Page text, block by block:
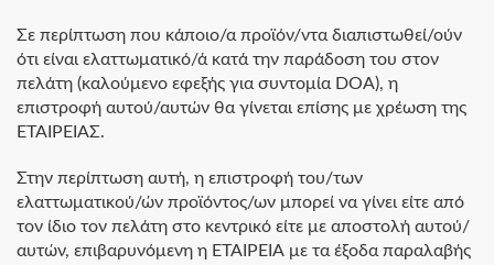
Σε περίπτωση που κάποιο/α προϊόν/ντα διαπιστωθεί/ούν
ότι είναι ελαττωματικό/ά κατά την παράδοση του στον
πελάτη (καλούμενο εφεξής για συντομία DOA), η
επιστροφή αυτού/αυτών θα γίνεται επίσης με χρέωση της
ΕΤΑΙΡΕΙΑΣ.
Στην περίπτωση αυτή, η επιστροφή του/των
ελαττωματικού/ών προϊόντος/ων μπορεί να γίνει είτε από
τον ίδιο τον πελάτη στο κεντρικό είτε με αποστολή αυτού/
αυτών, επιβαρυνόμενη η ΕΤΑΙΡΕΙΑ με τα έξοδα παραλαβής